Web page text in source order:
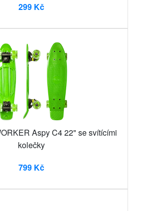
299 Kč
Aspy C4 22" se svítícími
kolečky
799 Kč